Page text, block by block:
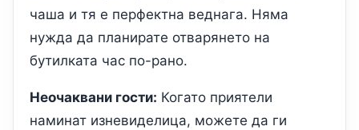
чаша и тя е перфектна веднага. Няма
нужда да планирате отварянето на
бутилката час по-рано.
Неочаквани гости: Когато приятели
наминат изневиделица, можете да ги